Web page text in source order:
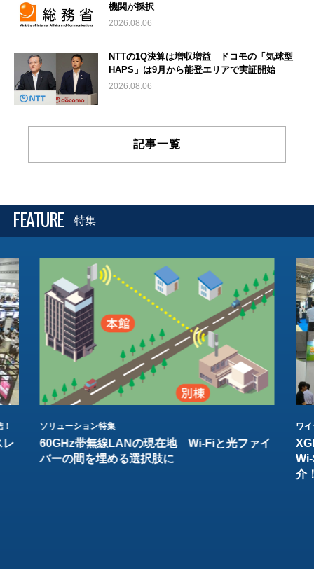
機関が採択
2026.08.06
NTTの1Q決算は増収増益 ドコモの「気球型
HAPS」は9月から能登エリアで実証開始
2026.08.06
記事一覧
FEATURE 特集
レ
ソリューション特集
60GHz帯無線LANの現在地 Wi-Fiと光ファイ
バーの間を埋める選択肢に
ワ
介